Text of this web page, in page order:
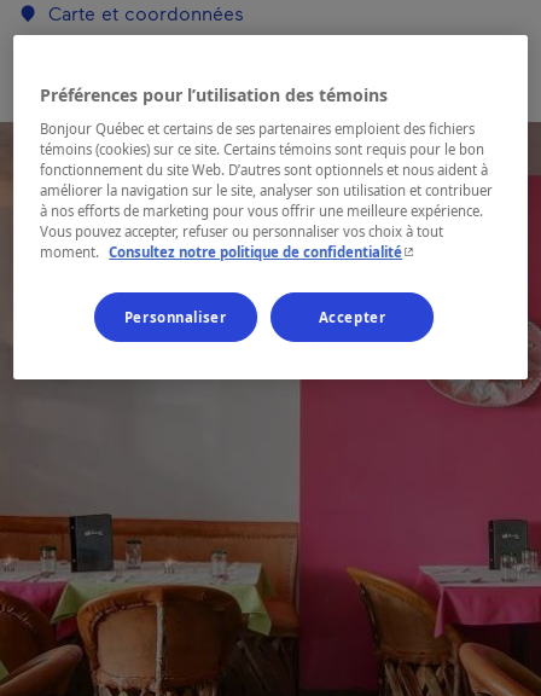
Carte et coordonnées
Préférences pour l’utilisation des témoins
Bonjour Québec et certains de ses partenaires emploient des fichiers
témoins (cookies) sur ce site. Certains témoins sont requis pour le bon
fonctionnement du site Web. D’autres sont optionnels et nous aident à
améliorer la navigation sur le site, analyser son utilisation et contribuer
à nos efforts de marketing pour vous offrir une meilleure expérience.
Vous pouvez accepter, refuser ou personnaliser vos choix à tout
moment. Consultez notre politique de confidentialité- Cet hyperlien
Personnaliser Accepter